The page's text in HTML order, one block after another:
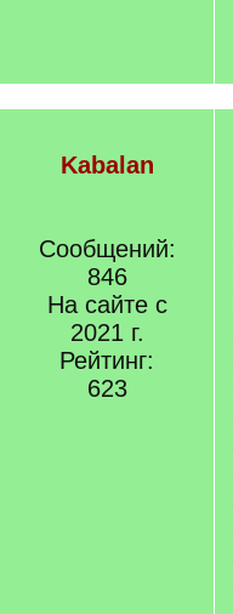
Kabalan
Сообщений:
846
На сайте с
2021 г.
Рейтинг:
623